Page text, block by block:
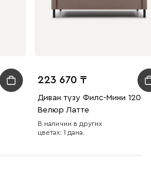
223 670
Диван түзу Филс-Мини 120
Велюр Латте
В наличии в других
цветах: 1 дана.